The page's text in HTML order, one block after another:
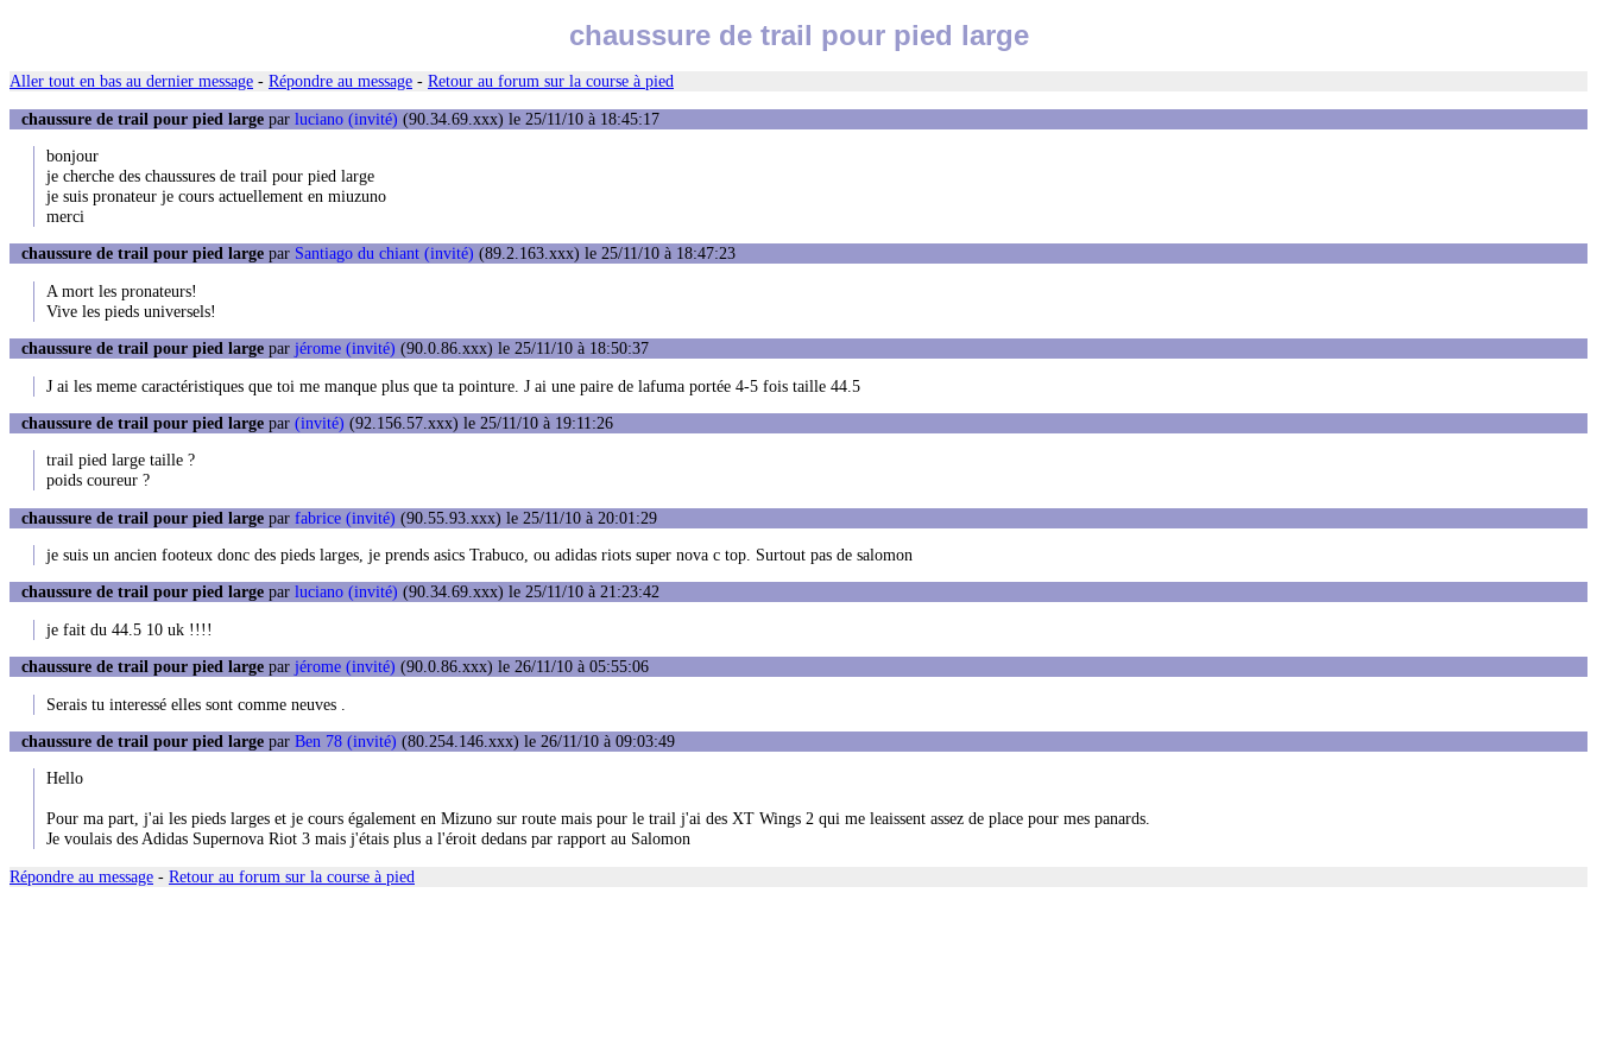
chaussure de trail pour pied large
Aller tout en bas au dernier message - Répondre au message - Retour au forum sur la course à pied
chaussure de trail pour pied large par luciano (invité) (90.34.69.xxx) le 25/11/10 à 18:45:17
bonjour
je cherche des chaussures de trail pour pied large
je suis pronateur je cours actuellement en miuzuno
merci
chaussure de trail pour pied large par Santiago du chiant (invité) (89.2.163.xxx) le 25/11/10 à 18:47:23
A mort les pronateurs!
Vive les pieds universels!
chaussure de trail pour pied large par jérome (invité) (90.0.86.xxx) le 25/11/10 à 18:50:37
J ai les meme caractéristiques que toi me manque plus que ta pointure. J ai une paire de lafuma portée 4-5 fois taille 44.5
chaussure de trail pour pied large par (invité) (92.156.57.xxx) le 25/11/10 à 19:11:26
trail pied large taille ?
poids coureur ?
chaussure de trail pour pied large par fabrice (invité) (90.55.93.xxx) le 25/11/10 à 20:01:29
je suis un ancien footeux donc des pieds larges, je prends asics Trabuco, ou adidas riots super nova c top. Surtout pas de salomon
chaussure de trail pour pied large par luciano (invité) (90.34.69.xxx) le 25/11/10 à 21:23:42
je fait du 44.5 10 uk !!!!
chaussure de trail pour pied large par jérome (invité) (90.0.86.xxx) le 26/11/10 à 05:55:06
Serais tu interessé elles sont comme neuves .
chaussure de trail pour pied large par Ben 78 (invité) (80.254.146.xxx) le 26/11/10 à 09:03:49
Hello
Pour ma part, j'ai les pieds larges et je cours également en Mizuno sur route mais pour le trail j'ai des XT Wings 2 qui me leaissent assez de place pour mes panards.
Je voulais des Adidas Supernova Riot 3 mais j'étais plus a l'éroit dedans par rapport au Salomon
Répondre au message - Retour au forum sur la course à pied